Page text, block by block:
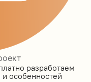
разработаем
особенностей